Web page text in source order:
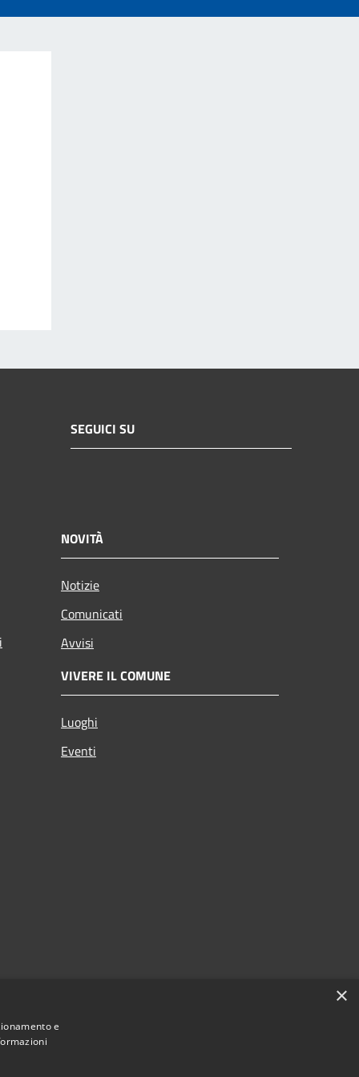
SEGUICI SU
NOVITÀ
Notizie
Comunicati
Avvisi
VIVERE IL COMUNE
Luoghi
Eventi
×
e